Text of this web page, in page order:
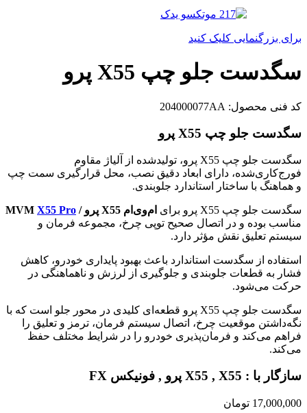
برای بزرگنمایی کلیک کنید
سگدست جلو چپ X55 پرو
کد فنی محصول: 204000077AA
سگدست جلو چپ X55 پرو
سگدست جلو چپ X55 پرو، تولیدشده از آلیاژ مقاوم
فورج‌کاری‌شده، دارای ابعاد دقیق نصب، محل قرارگیری سمت چپ
و هماهنگ با ساختار استاندارد جلوبندی.
سگدست جلو چپ X55 پرو برای ام‌وی‌ام X55 پرو / MVM
X55 Pro
مناسب بوده و در اتصال صحیح توپی چرخ، مجموعه فرمان و
سیستم تعلیق نقش مؤثر دارد.
استفاده از سگدست استاندارد باعث بهبود پایداری خودرو، کاهش
فشار به قطعات جلوبندی و جلوگیری از لرزش و ناهماهنگی در
حرکت می‌شود.
سگدست جلو چپ X55 پرو قطعه‌ای کلیدی در محور جلو است که با
نگه‌داشتن موقعیت چرخ، اتصال سیستم فرمان، ترمز و تعلیق را
فراهم می‌کند و فرمان‌پذیری خودرو را در شرایط مختلف حفظ
می‌کند.
سازگار با : X55 , X55 پرو , فونیکس FX
17,000,000 تومان